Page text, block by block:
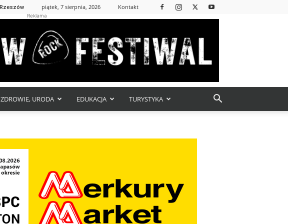
Rzeszów piątek, 7 sierpnia, 2026 Kontakt
Reklama
ZDROWIE, URODA EDUKACJA TURYSTYKA